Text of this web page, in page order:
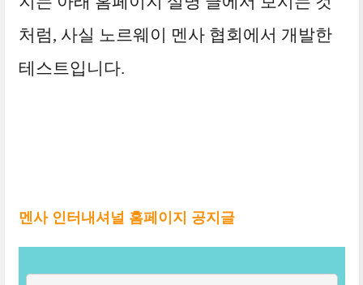
처럼, 사실 노르웨이 멘사 협회에서 개발한
테스트입니다.
멘사 인터내셔널 홈페이지 공지글